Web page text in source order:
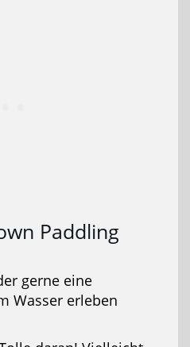
Paddling
gerne eine
Wasser erleben